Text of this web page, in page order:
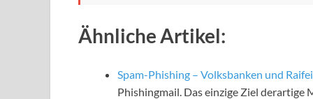
Ähnliche Artikel:
Spam-Phishing – Volksbanken und
Phishingmail. Das einzige Ziel derartige